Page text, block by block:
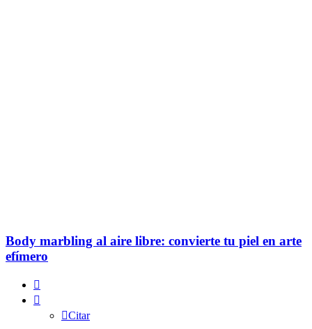
Body marbling al aire libre: convierte tu piel en arte
efímero
Citar